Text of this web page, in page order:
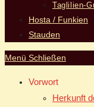
Taglilien-
Hosta / Funkien
Stauden
Menü Schließen
Vorwort
Herkunft